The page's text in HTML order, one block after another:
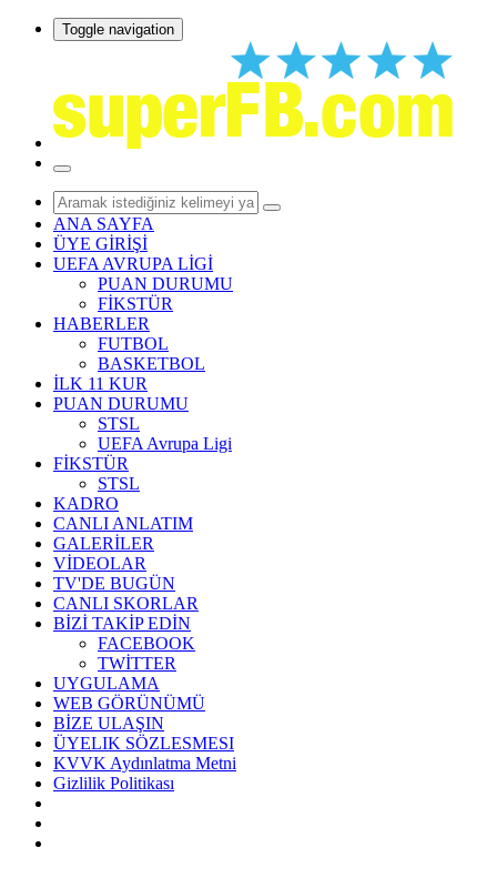
Toggle navigation
ANA SAYFA
ÜYE GİRİŞİ
UEFA AVRUPA LİGİ
PUAN DURUMU
FİKSTÜR
HABERLER
FUTBOL
BASKETBOL
İLK 11 KUR
PUAN DURUMU
STSL
UEFA Avrupa Ligi
FİKSTÜR
STSL
KADRO
CANLI ANLATIM
GALERİLER
VİDEOLAR
TV'DE BUGÜN
CANLI SKORLAR
BİZİ TAKİP EDİN
FACEBOOK
TWİTTER
UYGULAMA
WEB GÖRÜNÜMÜ
BİZE ULAŞIN
ÜYELIK SÖZLESMESI
KVVK Aydınlatma Metni
Gizlilik Politikası